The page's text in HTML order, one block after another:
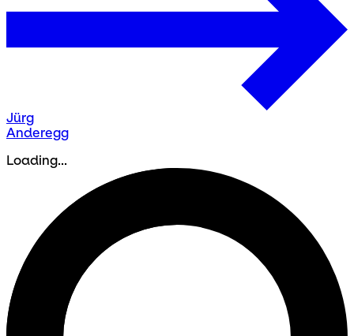
Jürg
Anderegg
Loading...